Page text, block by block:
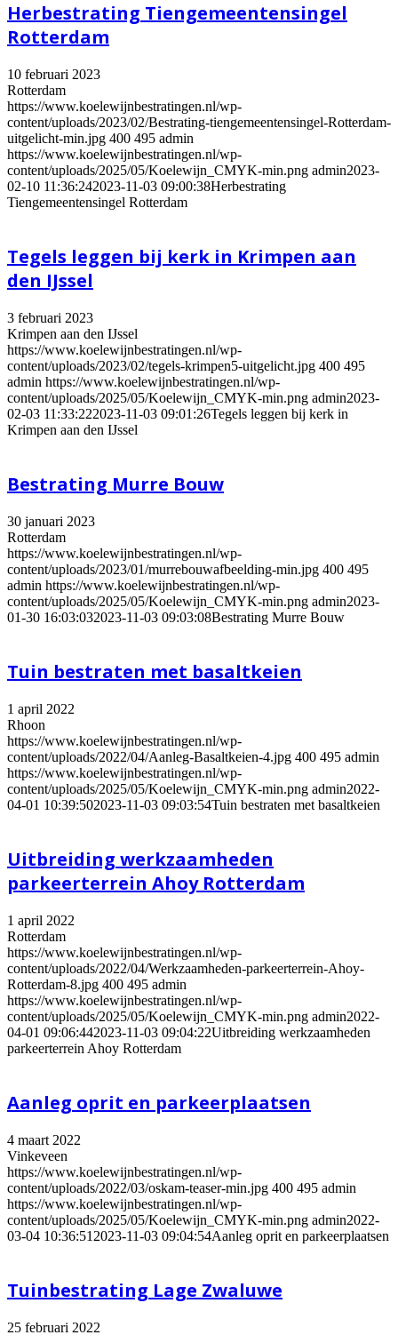
Herbestrating Tiengemeentensingel
Rotterdam
10 februari 2023
Rotterdam
https://www.koelewijnbestratingen.nl/wp-
content/uploads/2023/02/Bestrating-tiengemeentensingel-Rotterdam-
uitgelicht-min.jpg 400 495 admin
https://www.koelewijnbestratingen.nl/wp-
content/uploads/2025/05/Koelewijn_CMYK-min.png admin2023-
02-10 11:36:242023-11-03 09:00:38Herbestrating
Tiengemeentensingel Rotterdam
Tegels leggen bij kerk in Krimpen aan
den IJssel
3 februari 2023
Krimpen aan den IJssel
https://www.koelewijnbestratingen.nl/wp-
content/uploads/2023/02/tegels-krimpen5-uitgelicht.jpg 400 495
admin https://www.koelewijnbestratingen.nl/wp-
content/uploads/2025/05/Koelewijn_CMYK-min.png admin2023-
02-03 11:33:222023-11-03 09:01:26Tegels leggen bij kerk in
Krimpen aan den IJssel
Bestrating Murre Bouw
30 januari 2023
Rotterdam
https://www.koelewijnbestratingen.nl/wp-
content/uploads/2023/01/murrebouwafbeelding-min.jpg 400 495
admin https://www.koelewijnbestratingen.nl/wp-
content/uploads/2025/05/Koelewijn_CMYK-min.png admin2023-
01-30 16:03:032023-11-03 09:03:08Bestrating Murre Bouw
Tuin bestraten met basaltkeien
1 april 2022
Rhoon
https://www.koelewijnbestratingen.nl/wp-
content/uploads/2022/04/Aanleg-Basaltkeien-4.jpg 400 495 admin
https://www.koelewijnbestratingen.nl/wp-
content/uploads/2025/05/Koelewijn_CMYK-min.png admin2022-
04-01 10:39:502023-11-03 09:03:54Tuin bestraten met basaltkeien
Uitbreiding werkzaamheden
parkeerterrein Ahoy Rotterdam
1 april 2022
Rotterdam
https://www.koelewijnbestratingen.nl/wp-
content/uploads/2022/04/Werkzaamheden-parkeerterrein-Ahoy-
Rotterdam-8.jpg 400 495 admin
https://www.koelewijnbestratingen.nl/wp-
content/uploads/2025/05/Koelewijn_CMYK-min.png admin2022-
04-01 09:06:442023-11-03 09:04:22Uitbreiding werkzaamheden
parkeerterrein Ahoy Rotterdam
Aanleg oprit en parkeerplaatsen
4 maart 2022
Vinkeveen
https://www.koelewijnbestratingen.nl/wp-
content/uploads/2022/03/oskam-teaser-min.jpg 400 495 admin
https://www.koelewijnbestratingen.nl/wp-
content/uploads/2025/05/Koelewijn_CMYK-min.png admin2022-
03-04 10:36:51 2023-11-03 09:04:54Aanleg oprit en parkeerplaatsen
Tuinbestrating Lage Zwaluwe
25 februari 2022